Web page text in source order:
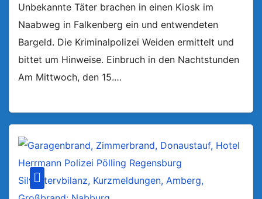
Unbekannte Täter brachen in einen Kiosk im
Naabweg in Falkenberg ein und entwendeten
Bargeld. Die Kriminalpolizei Weiden ermittelt und
bittet um Hinweise. Einbruch in den Nachtstunden
Am Mittwoch, den 15.…